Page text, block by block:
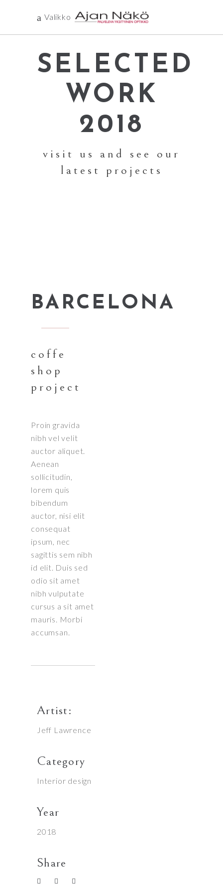
Valikko
SELECTED
WORK
2018
visit us and see our
latest projects
BARCELONA
coffe
shop
project
Proin gravida
nibh vel velit
auctor aliquet.
Aenean
sollicitudin,
lorem quis
bibendum
auctor, nisi elit
consequat
ipsum, nec
sagittis sem nibh
id elit. Duis sed
odio sit amet
nibh vulputate
cursus a sit amet
mauris. Morbi
accumsan.
Artist:
Jeff Lawrence
Category
Interior design
Year
2018
Share